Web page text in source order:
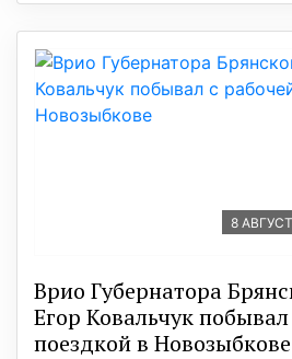
8
Врио Губернатора
Егор Ковальчук
поездкой в Новозыбкове